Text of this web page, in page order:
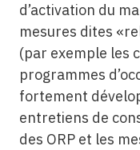
d’activation du
mesures dites
(par exemple les
programmes
fortement
entretiens de
des ORP et les